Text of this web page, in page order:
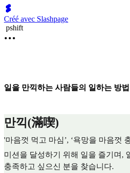
Créé avec Slashpage
pshift
일을 만끽하는 사람들의 일하는 방법
만끽(滿喫)
'마음껏 먹고 마심’, ‘욕망을 마음껏
미션을 달성하기 위해 일을 즐기며,
충족하고 싶으신 분을 찾습니다.